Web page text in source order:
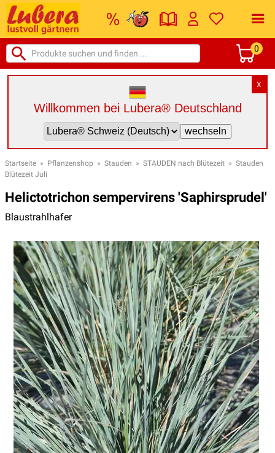
0
X
Willkommen bei Lubera® Deutschland
Startseite » Pflanzenshop » Stauden » STAUDEN nach Blütezeit » Stauden
Blütezeit Juli
Helictotrichon sempervirens 'Saphirsprudel'
Blaustrahlhafer